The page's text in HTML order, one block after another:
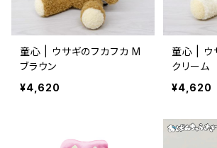
童心 | ウサギのフカフカ M
ブラウン
¥4,620
童心 | ウ
クリーム
¥4,620